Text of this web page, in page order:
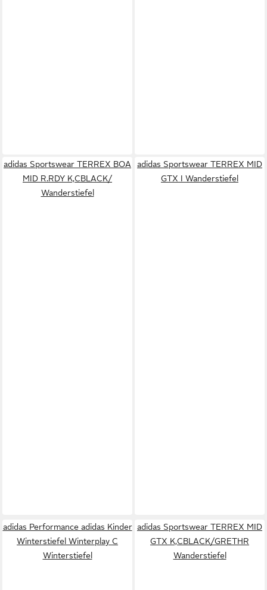
adidas Sportswear TERREX BOA
MID R.RDY K,CBLACK/
Wanderstiefel
adidas Sportswear TERREX MID
GTX I Wanderstiefel
adidas Performance adidas Kinder
Winterstiefel Winterplay C
Winterstiefel
adidas Sportswear TERREX MID
GTX K,CBLACK/GRETHR
Wanderstiefel